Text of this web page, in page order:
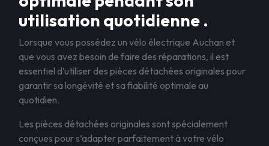
utilisation quotidienne .
Lorsque vous possédez un vélo électrique Auchan et
que vous avez besoin de faire des réparations, il est
essentiel d’utiliser des pièces détachées originales pour
garantir sa longévité et sa fiabilité optimale au
quotidien.
Les pièces détachées originales sont spécialement
conçues pour s’adapter parfaitement à votre vélo